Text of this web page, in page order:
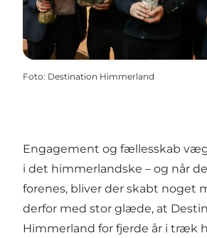
Foto: Destination Himmerland
Engagement og fællesskab
i det himmerlandske – og når
forenes, bliver der skabt noget
derfor med stor glæde, at
Himmerland for fjerde år i træk